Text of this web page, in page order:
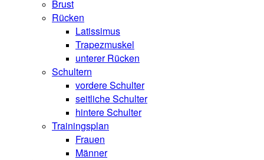
Brust
Rücken
Latissimus
Trapezmuskel
unterer Rücken
Schultern
vordere Schulter
seitliche Schulter
hintere Schulter
Trainingsplan
Frauen
Männer